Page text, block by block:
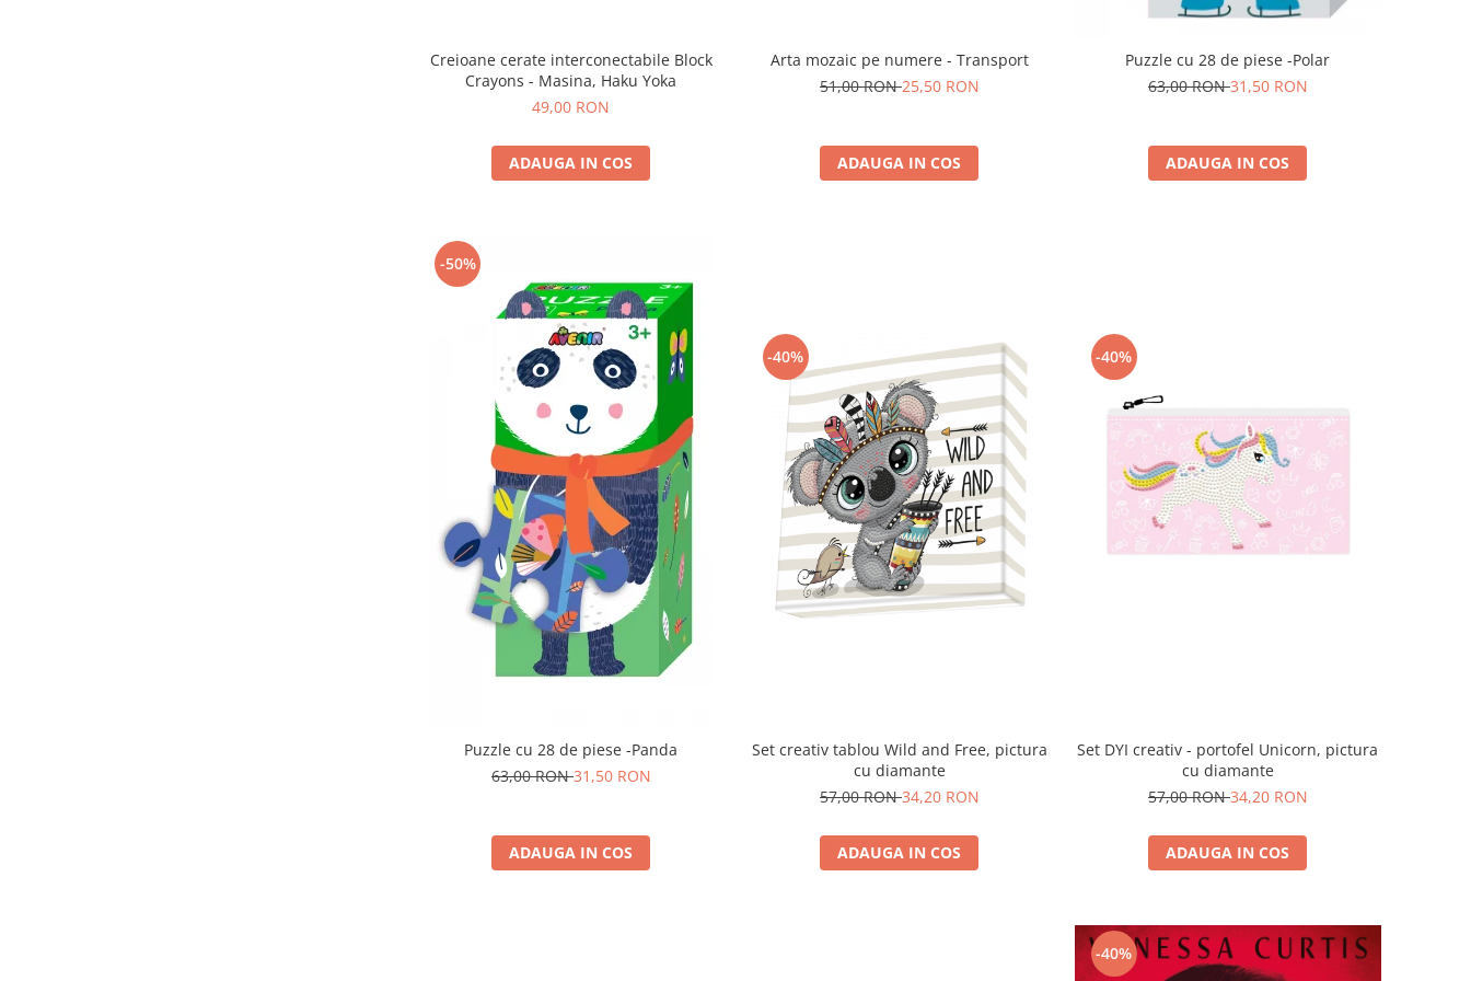
Creioane cerate interconectabile Block
Crayons - Masina, Haku Yoka
49,00 RON
ADAUGA IN COS
Arta mozaic pe numere - Transport
51,00 RON25,50 RON
ADAUGA IN COS
Puzzle cu 28 de piese -Polar
63,00 RON31,50 RON
ADAUGA IN COS
-50%
Puzzle cu 28 de piese -Panda
63,00 RON31,50 RON
ADAUGA IN COS
-40%
Set creativ tablou Wild and Free, pictura
cu diamante
57,00 RON34,20 RON
ADAUGA IN COS
-40%
Set DYI creativ - portofel Unicorn, pictura
cu diamante
57,00 RON34,20 RON
ADAUGA IN COS
-40%